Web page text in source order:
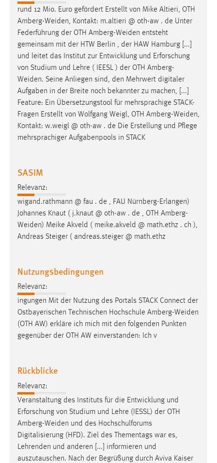
rund 12 Mio. Euro gefördert Erstellt von Mike Altieri, OTH
Amberg-Weiden, Kontakt: m.altieri @ oth-aw . de Unter
Federführung der OTH Amberg-Weiden entsteht
gemeinsam mit der HTW Berlin , der HAW Hamburg [...]
und leitet das Institut zur Entwicklung und Erforschung
von Studium und Lehre ( IEESL ) der OTH Amberg-
Weiden. Seine Anliegen sind, den Mehrwert digitaler
Aufgaben in der Breite noch bekannter zu machen, [...]
Feature: Ein Übersetzungstool für mehrsprachige STACK-
Fragen Erstellt von Wolfgang Weigl, OTH Amberg-Weiden,
Kontakt: w.weigl @ oth-aw . de Die Erstellung und Pflege
mehrsprachiger Aufgabenpools in STACK
SASIM
Relevanz:
wigand.rathmann @ fau . de , FAU Nürnberg-Erlangen)
Johannes Knaut ( j.knaut @ oth-aw . de , OTH Amberg-
Weiden) Meike Akveld ( meike.akveld @ math.ethz . ch ),
Andreas Steiger ( andreas.steiger @ math.ethz
Nutzungsbedingungen
Relevanz:
ingungen Mit der Nutzung des Portals STACK Connect der
Ostbayerischen Technischen Hochschule Amberg-Weiden
(OTH AW) erkläre ich mich mit den folgenden Punkten
gegenüber der OTH AW einverstanden: Ich v
Rückblicke
Relevanz:
Veranstaltung des Instituts für die Entwicklung und
Erforschung von Studium und Lehre (IESSL) der OTH
Amberg-Weiden und des Hochschulforums
Digitalisierung (HFD). Ziel des Thementags war es,
Lehrenden und anderen [...] informieren und
auszutauschen. Nach der Begrüßung durch Aviva Kaiser